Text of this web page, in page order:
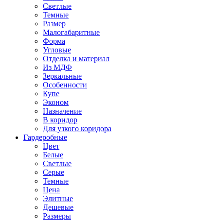
Светлые
Темные
Размер
Малогабаритные
Форма
Угловые
Отделка и материал
Из МДФ
Зеркальные
Особенности
Купе
Эконом
Назначение
В коридор
Для узкого коридора
Гардеробные
Цвет
Белые
Светлые
Серые
Темные
Цена
Элитные
Дешевые
Размеры